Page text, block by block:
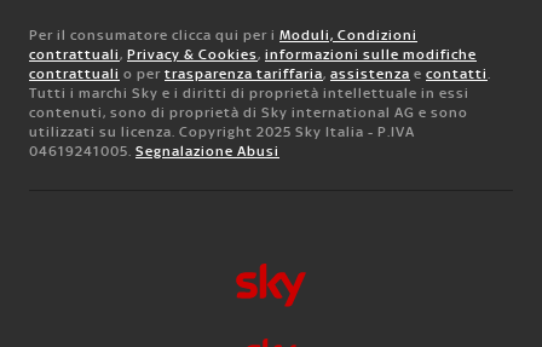
Per il consumatore clicca qui per i Moduli, Condizioni
contrattuali, Privacy & Cookies, informazioni sulle modifiche
contrattuali o per trasparenza tariffaria, assistenza e contatti.
Tutti i marchi Sky e i diritti di proprietà intellettuale in essi
contenuti, sono di proprietà di Sky international AG e sono
utilizzati su licenza. Copyright 2025 Sky Italia - P.IVA
04619241005. Segnalazione Abusi